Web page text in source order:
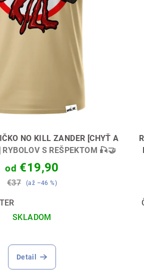
NO KILL ZANDER [CHYŤ A
RYBOLOV S REŠPEKTOM 🎣🤝
od €19,90
€37 (až –46 %)
SKLADOM
Detail